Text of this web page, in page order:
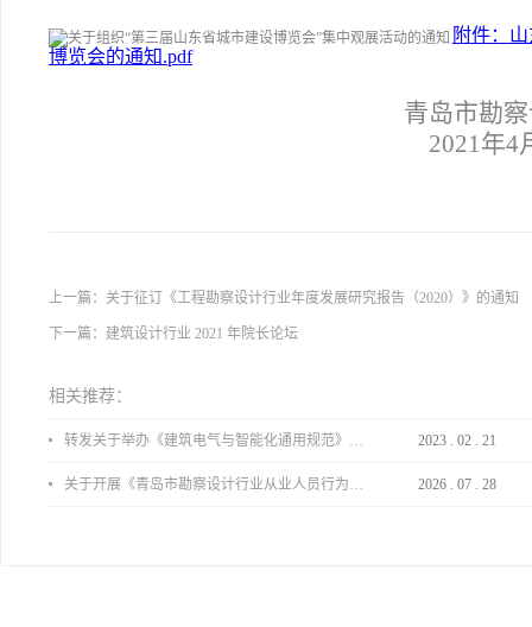
附件：
博览会的通知.pdf
青岛市勘
2021年4
上一篇： 关于征订《工程勘察设计行业年度发展研究报告（2020）》的通知
下一篇： ​建筑设计行业 2021 年院长论坛
相关推荐：
转发关于举办《建筑电气与智能化通用规范》 GB55024-2022公益宣贯的通知 2023 . 02 . 21
关于开展《青岛市勘察设计行业从业人员行为导则》、《青岛市住宅工程设计审查品质提升指引（2026版）》宣贯活动的通知 2026 . 07 . 28